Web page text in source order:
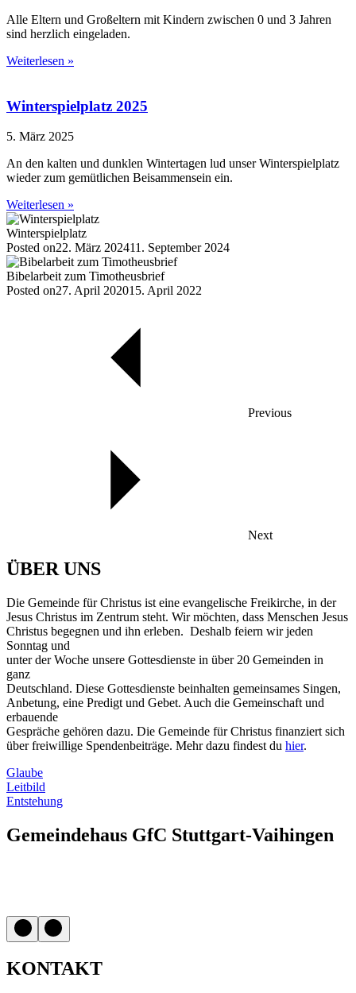
Alle Eltern und Großeltern mit Kindern zwischen 0 und 3 Jahren
sind herzlich eingeladen.
Weiterlesen »
Winterspielplatz 2025
5. März 2025
An den kalten und dunklen Wintertagen lud unser Winterspielplatz
wieder zum gemütlichen Beisammensein ein.
Weiterlesen »
Winterspielplatz
Posted on22. März 202411. September 2024
Bibelarbeit zum Timotheusbrief
Posted on27. April 202015. April 2022
Previous
Next
ÜBER UNS
Die Gemeinde für Christus ist eine evangelische Freikirche, in der
Jesus Christus im Zentrum steht. Wir möchten, dass Menschen Jesus
Christus begegnen und ihn erleben. Deshalb feiern wir jeden
Sonntag und
unter der Woche unsere Gottesdienste in über 20 Gemeinden in
ganz
Deutschland. Diese Gottesdienste beinhalten gemeinsames Singen,
Anbetung, eine Predigt und Gebet. Auch die Gemeinschaft und
erbauende
Gespräche gehören dazu. Die Gemeinde für Christus finanziert sich
über freiwillige Spendenbeiträge. Mehr dazu findest du hier.
Glaube
Leitbild
Entstehung
Gemeindehaus GfC Stuttgart-Vaihingen
KONTAKT